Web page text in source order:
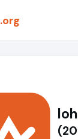
.org